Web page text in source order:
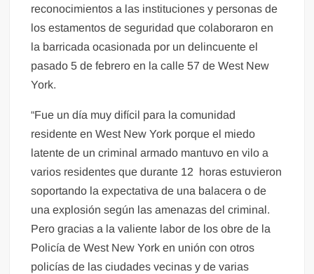
reconocimientos a las instituciones y personas de
los estamentos de seguridad que colaboraron en
la barricada ocasionada por un delincuente el
pasado 5 de febrero en la calle 57 de West New
York.
“Fue un día muy difícil para la comunidad
residente en West New York porque el miedo
latente de un criminal armado mantuvo en vilo a
varios residentes que durante 12 horas estuvieron
soportando la expectativa de una balacera o de
una explosión según las amenazas del criminal.
Pero gracias a la valiente labor de los obre de la
Policía de West New York en unión con otros
policías de las ciudades vecinas y de varias